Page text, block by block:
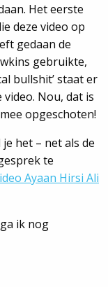
Het eerste
deze video op
gedaan de
gebruikte,
bullshit’ staat er
video. Nou, dat is
opgeschoten!
het – net als de
te
Ayaan Hirsi Ali
ik nog